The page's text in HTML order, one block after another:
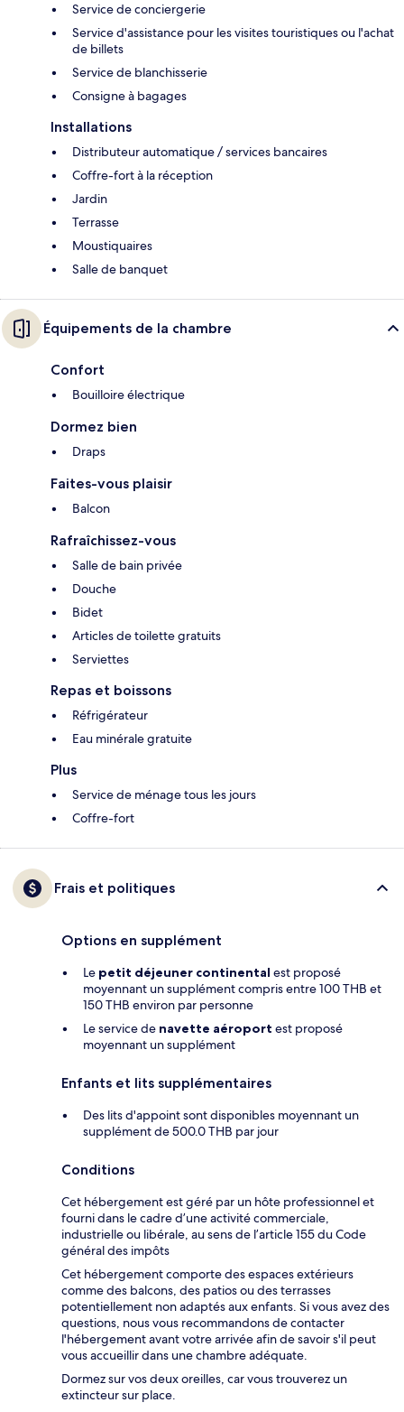
Service de conciergerie
Service d'assistance pour les visites touristiques ou l'achat
de billets
Service de blanchisserie
Consigne à bagages
Installations
Distributeur automatique / services bancaires
Coffre-fort à la réception
Jardin
Terrasse
Moustiquaires
Salle de banquet
Équipements de la chambre
Confort
Bouilloire électrique
Dormez bien
Draps
Faites-vous plaisir
Balcon
Rafraîchissez-vous
Salle de bain privée
Douche
Bidet
Articles de toilette gratuits
Serviettes
Repas et boissons
Réfrigérateur
Eau minérale gratuite
Plus
Service de ménage tous les jours
Coffre-fort
Frais et politiques
Options en supplément
Le petit déjeuner continental est proposé
moyennant un supplément compris entre 100 THB et
150 THB environ par personne
Le service de navette aéroport est proposé
moyennant un supplément
Enfants et lits supplémentaires
Des lits d'appoint sont disponibles moyennant un
supplément de 500.0 THB par jour
Conditions
Cet hébergement est géré par un hôte professionnel et
fourni dans le cadre d’une activité commerciale,
industrielle ou libérale, au sens de l’article 155 du Code
général des impôts
Cet hébergement comporte des espaces extérieurs
comme des balcons, des patios ou des terrasses
potentiellement non adaptés aux enfants. Si vous avez des
questions, nous vous recommandons de contacter
l'hébergement avant votre arrivée afin de savoir s'il peut
vous accueillir dans une chambre adéquate.
Dormez sur vos deux oreilles, car vous trouverez un
extincteur sur place.